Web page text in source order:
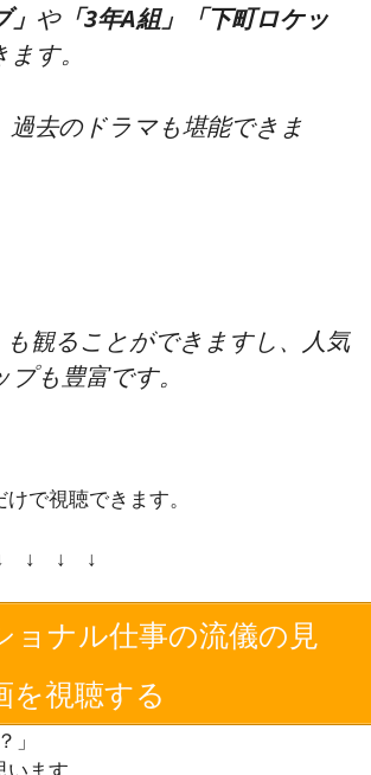
や「3年A組」
「下町ロケッ
す。
去のドラマも堪能できま
も観ることができますし、人気
も豊富です。
で視聴できます。
↓ ↓ ↓
ョナル仕事の流儀の見
を視聴する
」